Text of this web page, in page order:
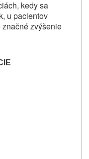
kedy sa
u pacientov
zvýšenie